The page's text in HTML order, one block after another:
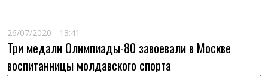
26/07/2020 - 13:41
Три медали Олимпиады-80 завоевали в Москве
воспитанницы молдавского спорта